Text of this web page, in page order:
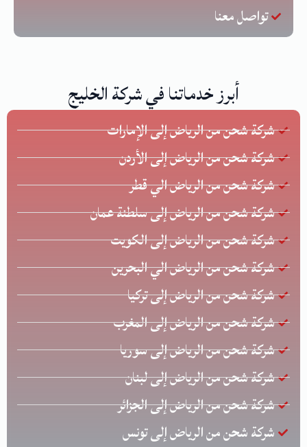
تواصل معنا
أبرز خدماتنا في شركة الخليج
شركة شحن من الرياض إلى الإمارات
شركة شحن من الرياض إلى الأردن
شركة شحن من الرياض الي قطر
شركة شحن من الرياض إلى سلطنة عمان
شركة شحن من الرياض إلى الكويت
شركة شحن من الرياض الي البحرين
شركة شحن من الرياض إلى تركيا
شركة شحن من الرياض إلى المغرب
شركة شحن من الرياض إلى سوريا
شركة شحن من الرياض إلى لبنان
شركة شحن من الرياض إلى الجزائر
شركة شحن من الرياض إلى تونس